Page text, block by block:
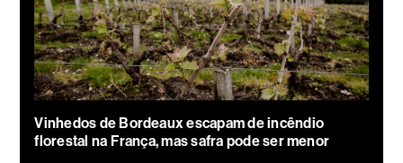
Vinhedos de Bordeaux escapam de incêndio
florestal na França, mas safra pode ser menor